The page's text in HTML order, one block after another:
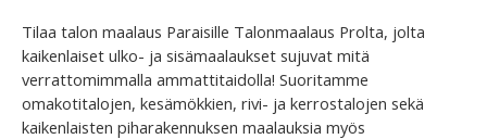
Tilaa talon maalaus Paraisille Talonmaalaus Prolta, jolta
kaikenlaiset ulko- ja sisämaalaukset sujuvat mitä
verrattomimmalla ammattitaidolla! Suoritamme
omakotitalojen, kesämökkien, rivi- ja kerrostalojen sekä
kaikenlaisten piharakennuksen maalauksia myös